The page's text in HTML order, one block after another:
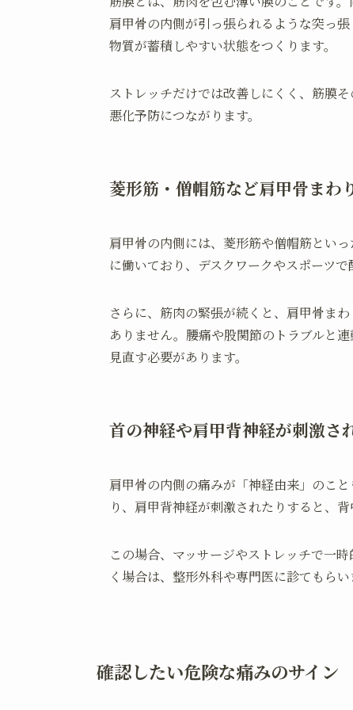
肩甲骨の内側が引っ張られるような突っ
物質が蓄積しやすい状態をつくります。
ストレッチだけでは改善しにくく、筋膜
悪化予防につながります。
菱形筋・僧帽筋など肩甲骨まわ
肩甲骨の内側には、菱形筋や僧帽筋とい
に働いており、デスクワークやスポーツ
さらに、筋肉の緊張が続くと、肩甲骨ま
ありません。腰痛や股関節のトラブルと
見直す必要があります。
首の神経や肩甲背神経が刺激さ
肩甲骨の内側の痛みが「神経由来」のこ
り、肩甲背神経が刺激されたりすると、
この場合、マッサージやストレッチで一
く場合は、整形外科や専門医に診てもらい
確認したい危険な痛みのサイン